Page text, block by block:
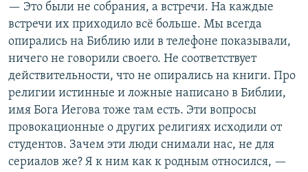
— Это были не собрания, а встречи. На каждые
встречи их приходило всё больше. Мы всегда
опирались на Библию или в телефоне показывали,
ничего не говорили своего. Не соответствует
действительности, что не опирались на книги. Про
религии истинные и ложные написано в Библии,
имя Бога Иегова тоже там есть. Эти вопросы
провокационные о других религиях исходили от
студентов. Зачем эти люди снимали нас, не для
сериалов же? Я к ним как к родным относился, —